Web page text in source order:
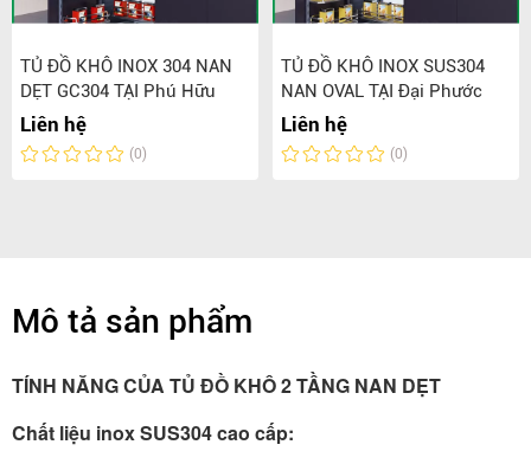
TỦ ĐỒ KHÔ INOX 304 NAN
DẸT GC304 TẠI Phú Hữu
Liên hệ
(0)
TỦ ĐỒ KHÔ INOX SUS304
NAN OVAL TẠI Đại Phước
Liên hệ
(0)
Mô tả sản phẩm
TÍNH NĂNG CỦA TỦ ĐỒ KHÔ 2 TẦNG NAN DẸT
Chất liệu inox SUS304 cao cấp: